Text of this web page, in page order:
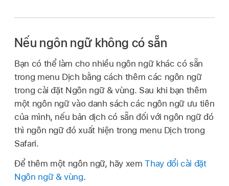
Nếu ngôn ngữ không có sẵn
Bạn có thể làm cho nhiều ngôn ngữ khác có sẵn
trong menu Dịch bằng cách thêm các ngôn ngữ
trong cài đặt Ngôn ngữ & vùng. Sau khi bạn thêm
một ngôn ngữ vào danh sách các ngôn ngữ ưu tiên
của mình, nếu bản dịch có sẵn đối với ngôn ngữ đó
thì ngôn ngữ đó xuất hiện trong menu Dịch trong
Safari.
Để thêm một ngôn ngữ, hãy xemThay đổi cài đặt
Ngôn ngữ & vùng.